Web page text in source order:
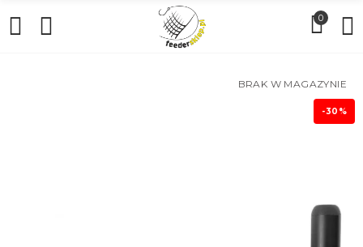
0
BRAK W MAGAZYNIE
-30%